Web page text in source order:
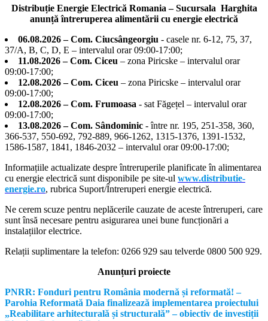
Distribuție Energie Electrică Romania – Sucursala Harghita
anunță întreruperea alimentării cu energie electrică
06.08.2026 – Com. Ciucsângeorgiu - casele nr. 6-12, 75, 37,
37/A, B, C, D, E – intervalul orar 09:00-17:00;
11.08.2026 – Com. Ciceu – zona Piricske – intervalul orar
09:00-17:00;
12.08.2026 – Com. Ciceu – zona Piricske – intervalul orar
09:00-17:00;
12.08.2026 – Com. Frumoasa - sat Făgețel – intervalul orar
09:00-17:00;
13.08.2026 – Com. Sândominic - între nr. 195, 251-358, 360,
366-537, 550-692, 792-889, 966-1262, 1315-1376, 1391-1532,
1586-1587, 1841, 1846-2032 – intervalul orar 09:00-17:00;
Informațiile actualizate despre întreruperile planificate în alimentarea
cu energie electrică sunt disponibile pe site-ul www.distributie-
energie.ro, rubrica Suport/Întreruperi energie electrică.
Ne cerem scuze pentru neplăcerile cauzate de aceste întreruperi, care
sunt însă necesare pentru asigurarea unei bune funcționări a
instalațiilor electrice.
Relații suplimentare la telefon: 0266 929 sau telverde 0800 500 929.
Anunțuri proiecte
PNRR: Fonduri pentru România modernă și reformată! –
Parohia Reformată Daia finalizează implementarea proiectului
„Reabilitare arhitecturală și structurală” – obiectiv de investiții